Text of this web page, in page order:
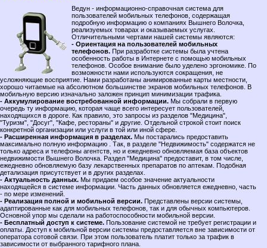
Ведун - информационно-справочная система для
пользователей мобильных телефонов, содержащая
подробную информацию о компаниях Вышнего Волочка,
реализуемых товарах и оказываемых услугах.
Отличительными чертами нашей системы являются:
- Ориентация на пользователей мобильных
телефонов. При разработке системы была учтена
особенность работы в Интернете с помощью мобильных
телефонов. Особое внимание было уделено эргономике. По
возможности нами используются сокращения, не
усложняющие восприятие. Нами разработаны анимированные карты местности,
хорошо читаемые на абсолютном большинстве экранов мобильных телефонов. В
мобильную версию изначально заложен принцип минимизации трафика.
- Аккумулирование востребованной информации. Мы собрали в первую
очередь ту информацию, которая чаще всего интересует пользователей,
находящихся в дороге. Как правило, это запросы из разделов "Медицина",
"Туризм", "Досуг", "Кафе, рестораны" и другие. Отдельной строкой стоит поиск
конкретной организации или услуги в той или иной сфере.
- Расширенная информация в разделах. Мы постарались предоставить
максимально полную информацию . Так, в разделе "Недвижимость" содержатся не
только адреса и телефоны агентств, но и ежедневно обновляемая база объектов
недвижимости Вышнего Волочка. Раздел "Медицина" предоставит, в том числе,
ежедневно обновляемую базу лекарственных препаратов по аптекам. Подобная
детализация присутствует и в других разделах.
- Актуальность данных. Мы придаем особое значение актуальности
находящейся в системе информации. Часть данных обновляется ежедневно, часть
- по мере изменений.
- Реализация полной и мобильной версии. Представлены версии системы,
адаптированные как для мобильных телефонов, так и для обычных компьютеров.
Основной упор мы сделали на работоспособности мобильной версии.
- Бесплатный доступ к системе. Пользование системой не требует регистрации и
оплаты. Доступ к мобильной версии системы предоставляется вне зависимости от
оператора сотовой связи. При этом пользователь платит только за трафик в
зависимости от выбранного тарифного плана.